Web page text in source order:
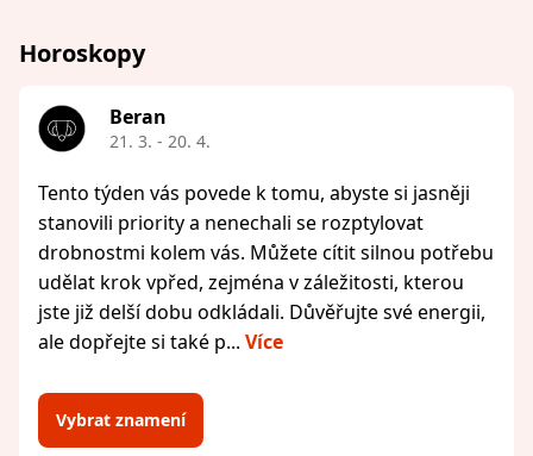
Horoskopy
Beran
21. 3. - 20. 4.
Tento týden vás povede k tomu, abyste si jasněji
stanovili priority a nenechali se rozptylovat
drobnostmi kolem vás. Můžete cítit silnou potřebu
udělat krok vpřed, zejména v záležitosti, kterou
jste již delší dobu odkládali. Důvěřujte své energii,
ale dopřejte si také p... Více
Vybrat znamení